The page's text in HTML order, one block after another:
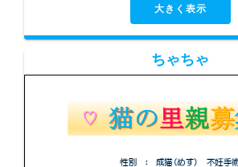
大きく表示
ちゃちゃ